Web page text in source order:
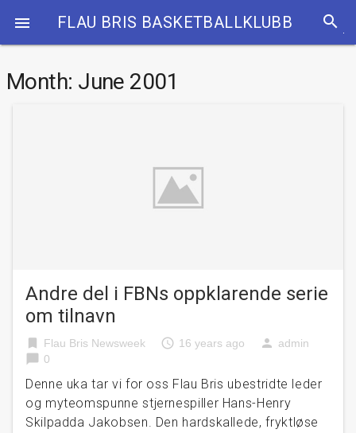
 FLAU BRIS BASKETBALLKLUBB search
Month: June 2001
Andre del i FBNs oppklarende serie
om tilnavn
bookmark Flau Bris Newsweek access_time 16 years ago person admin
chat_bubble 0
Denne uka tar vi for oss Flau Bris ubestridte leder
og myteomspunne stjernespiller Hans-Henry
Skilpadda Jakobsen. Den hardskallede, fryktløse